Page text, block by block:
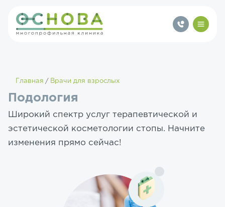
Главная Врачи для взрослых
Подология
Широкий спектр услуг терапевтической и
эстетической косметологии стопы. Начните
изменения прямо сейчас!